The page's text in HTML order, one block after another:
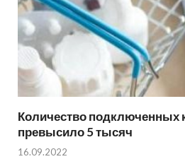
Количество подключенных
превысило 5 тысяч
16.09.2022